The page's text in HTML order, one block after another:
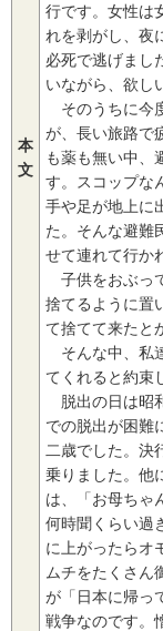
本
文
行です。女性は
れを剥がし、夜
必死で逃げまし
いながら、欲し
そのうちに今
が、長い旅路で
も薬も無い中、
す。スコップな
手や足が地上に
た。そんな避難
せて連れて行か
子供をおぶっ
捨てるように置
て捨てて来たと
そんな中、私
てくれると約束
脱出の日は昭
での脱出が困難
二歳でした。決
乗りました。他
は、「お母ちゃ
何時聞くらい過
に上がったらオ
ムチをたくさん
が「日本に帰っ
戦争なのです。